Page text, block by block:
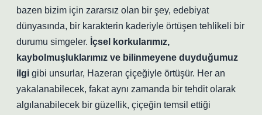
bazen bizim için zararsız olan bir şey, edebiyat
dünyasında, bir karakterin kaderiyle örtüşen tehlikeli bir
durumu simgeler. İçsel korkularımız,
kaybolmuşluklarımız ve bilinmeyene duyduğumuz
ilgi gibi unsurlar, Hazeran çiçeğiyle örtüşür. Her an
yakalanabilecek, fakat aynı zamanda bir tehdit olarak
algılanabilecek bir güzellik, çiçeğin temsil ettiği